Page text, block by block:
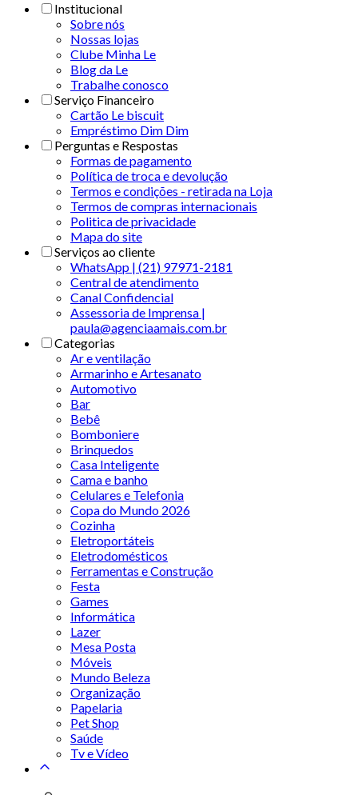
Institucional
Sobre nós
Nossas lojas
Clube Minha Le
Blog da Le
Trabalhe conosco
Serviço Financeiro
Cartão Le biscuit
Empréstimo Dim Dim
Perguntas e Respostas
Formas de pagamento
Política de troca e devolução
Termos e condições - retirada na Loja
Termos de compras internacionais
Politica de privacidade
Mapa do site
Serviços ao cliente
WhatsApp | (21) 97971-2181
Central de atendimento
Canal Confidencial
Assessoria de Imprensa |
paula@agenciaamais.com.br
Categorias
Ar e ventilação
Armarinho e Artesanato
Automotivo
Bar
Bebê
Bomboniere
Brinquedos
Casa Inteligente
Cama e banho
Celulares e Telefonia
Copa do Mundo 2026
Cozinha
Eletroportáteis
Eletrodomésticos
Ferramentas e Construção
Festa
Games
Informática
Lazer
Mesa Posta
Móveis
Mundo Beleza
Organização
Papelaria
Pet Shop
Saúde
Tv e Vídeo